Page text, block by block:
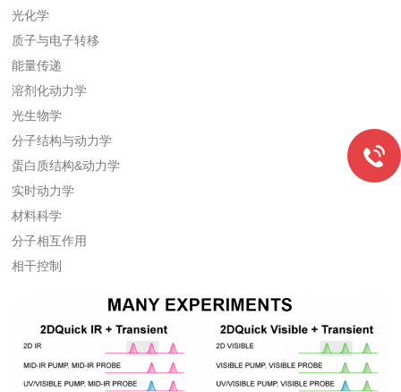
光化学
质子与电子转移
能量传递
溶剂化动力学
光生物学
分子结构与动力学
蛋白质结构&动力学
实时动力学
材料科学
分子相互作用
相干控制